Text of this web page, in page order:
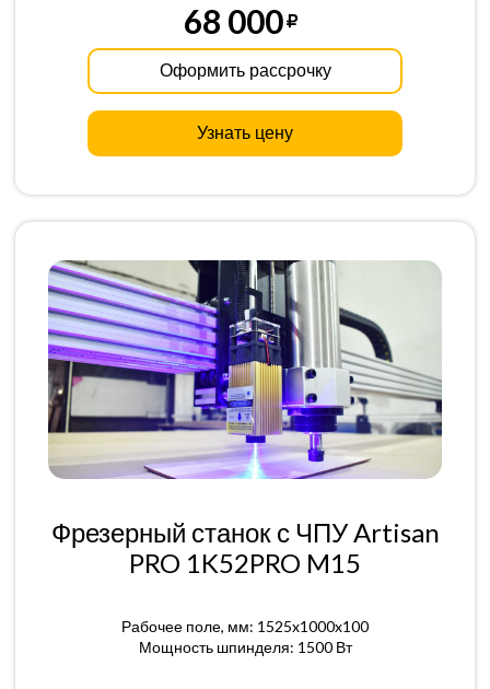
68 000
Оформить рассрочку
Узнать цену
Фрезерный станок с ЧПУ Artisan
PRO 1K52PRO M15
Рабочее поле, мм: 1525x1000x100
Мощность шпинделя: 1500 Вт